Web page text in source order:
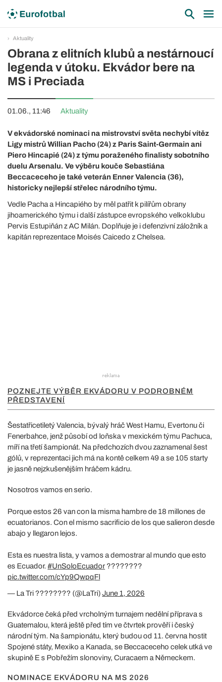
Aktuality
Obrana z elitních klubů a nestárnoucí
legenda v útoku. Ekvádor bere na
MS i Preciada
01.06., 11:46 Aktuality
V ekvádorské nominaci na mistrovství světa nechybí vítěz
Ligy mistrů Willian Pacho (24) z Paris Saint-Germain ani
Piero Hincapié (24) z týmu poraženého finalisty sobotního
duelu Arsenalu. Ve výběru kouče Sebastiána
Beccaceceho je také veterán Enner Valencia (36),
historicky nejlepší střelec národního týmu.
Vedle Pacha a Hincapiého by měl patřit k pilířům obrany
jihoamerického týmu i další zástupce evropského velkoklubu
Pervis Estupiňán z AC Milán. Doplňuje je i defenzivní záložník a
kapitán reprezentace Moisés Caicedo z Chelsea.
POZNEJTE VÝBĚR EKVÁDORU V PODROBNÉM
PŘEDSTAVENÍ
Šestatřicetiletý Valencia, bývalý hráč West Hamu, Evertonu či
Fenerbahce, jenž působí od loňska v mexickém týmu Pachuca,
míří na třetí šampionát. Na předchozích dvou zaznamenal šest
gólů, v reprezentaci jich má na kontě celkem 49 a se 105 starty
je jasně nejzkušenějším hráčem kádru.
Nosotros vamos en serio.
Porque estos 26 van con la misma hambre de 18 millones de
ecuatorianos. Con el mismo sacrificio de los que salieron desde
abajo y llegaron lejos.
Esta es nuestra lista, y vamos a demostrar al mundo que esto
es Ecuador. #UnSoloEcuador ????????
pic.twitter.com/cYp9QwpqFl
— La Tri ???????? (@LaTri)June 1, 2026
Ekvádorce čeká před vrcholným turnajem nedělní příprava s
Guatemalou, která ještě před tím ve čtvrtek prověří i český
národní tým. Na šampionátu, který budou od 11. června hostit
Spojené státy, Mexiko a Kanada, se Beccaceceho celek utká ve
skupině E s Pobřežím slonoviny, Curacaem a Německem.
NOMINACE EKVÁDORU NA MS 2026